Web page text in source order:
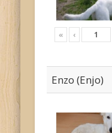
« ‹
Enzo (Enjo)